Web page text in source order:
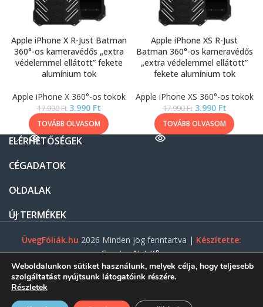
Apple iPhone X R-Just Batman
360°-os kameravédős „extra
védelemmel ellátott” fekete
alumínium tok
Apple iPhone X 360°-os tokok
17.990Ft 3.990 Ft
TOVÁBB OLVASOM
Apple iPhone XS R-Just
Batman 360°-os kameravédős
„extra védelemmel ellátott”
fekete alumínium tok
Apple iPhone XS 360°-os tokok
17.990Ft 3.990 Ft
TOVÁBB OLVASOM
ELÉRHETŐSÉGEK
CÉGADATOK
OLDALAK
ÚJ TERMÉKEK
ÜvegFóliák.hu 2026 Minden jog fenntartva | Készítette:
Gasztro Net Kft.
Weboldalunkon sütiket használunk, melyek célja, hogy teljesebb
szolgáltatást nyújtsunk látogatóink részére.
Részletek